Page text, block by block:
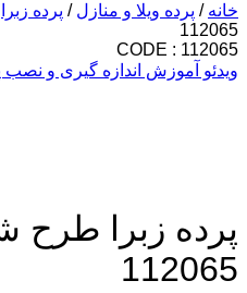
خانه / پرده ویلا و منازل / پرده زبرا
112065
CODE : 112065
ویدئو آموزش اندازه گیری و نصب
پرده زبرا طرح
112065